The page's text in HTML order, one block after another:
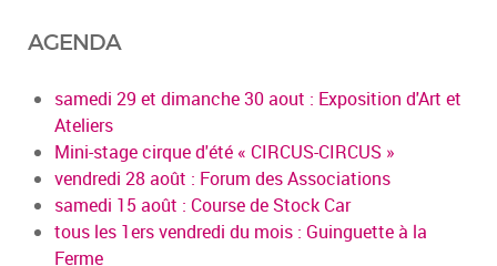
AGENDA
samedi 29 et dimanche 30 aout : Exposition d'Art et
Ateliers
Mini-stage cirque d'été « CIRCUS-CIRCUS »
vendredi 28 août : Forum des Associations
samedi 15 août : Course de Stock Car
tous les 1ers vendredi du mois : Guinguette à la
Ferme